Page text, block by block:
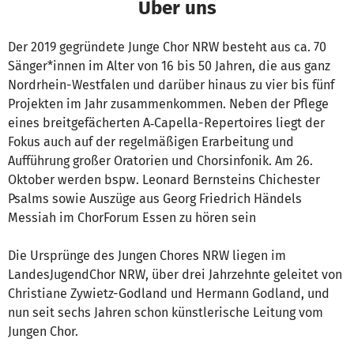
Über uns
Der 2019 gegründete Junge Chor NRW besteht aus ca. 70
Sänger*innen im Alter von 16 bis 50 Jahren, die aus ganz
Nordrhein-Westfalen und darüber hinaus zu vier bis fünf
Projekten im Jahr zusammenkommen. Neben der Pflege
eines breitgefächerten A‑Capella-Repertoires liegt der
Fokus auch auf der regelmäßigen Erarbeitung und
Aufführung großer Oratorien und Chorsinfonik. Am 26.
Oktober werden bspw. Leonard Bernsteins Chichester
Psalms sowie Auszüge aus Georg Friedrich Händels
Messiah im ChorForum Essen zu hören sein
Die Ursprünge des Jungen Chores NRW liegen im
LandesJugendChor NRW, über drei Jahrzehnte geleitet von
Christiane Zywietz-Godland und Hermann Godland, und
nun seit sechs Jahren schon künstlerische Leitung vom
Jungen Chor.